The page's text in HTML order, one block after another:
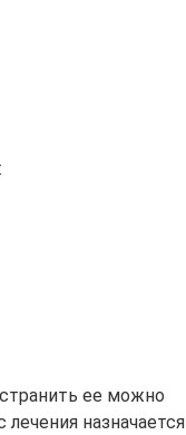
ее можно
назначается